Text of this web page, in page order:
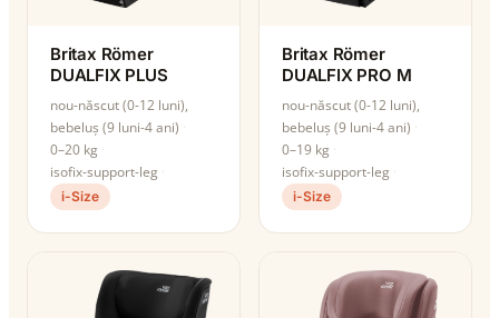
Britax Römer
DUALFIX PLUS
nou-născut (0-12 luni),
bebeluș (9 luni-4 ani)
0–20 kg
isofix-support-leg
i-Size
Britax Römer
DUALFIX PRO M
nou-născut (0-12 luni),
bebeluș (9 luni-4 ani)
0–19 kg
isofix-support-leg
i-Size